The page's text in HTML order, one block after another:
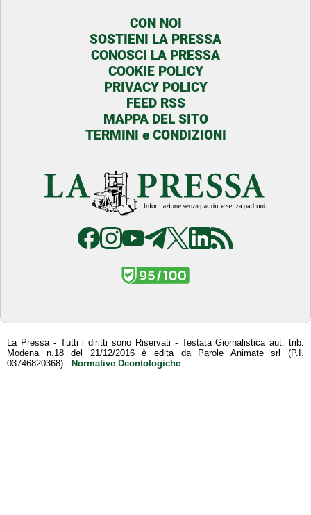
CON NOI
SOSTIENI LA PRESSA
CONOSCI LA PRESSA
COOKIE POLICY
PRIVACY POLICY
FEED RSS
MAPPA DEL SITO
TERMINI e CONDIZIONI
La Pressa - Tutti i diritti sono Riservati - Testata Giornalistica aut. trib.
Modena n.18 del 21/12/2016 è edita da Parole Animate srl (P.I.
03746820368) - Normative Deontologiche